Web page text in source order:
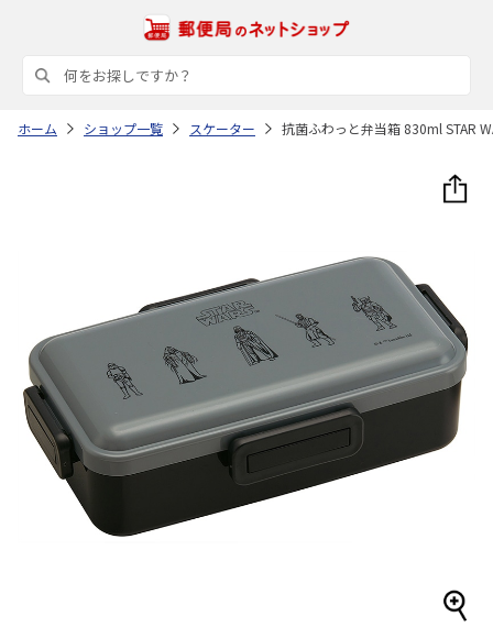
ホーム ショップ一覧 スケーター 抗菌ふわっと弁当箱 830ml STAR